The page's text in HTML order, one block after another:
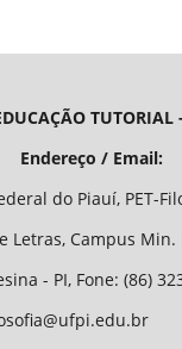
TUTORIAL
Min.
(86) 3237